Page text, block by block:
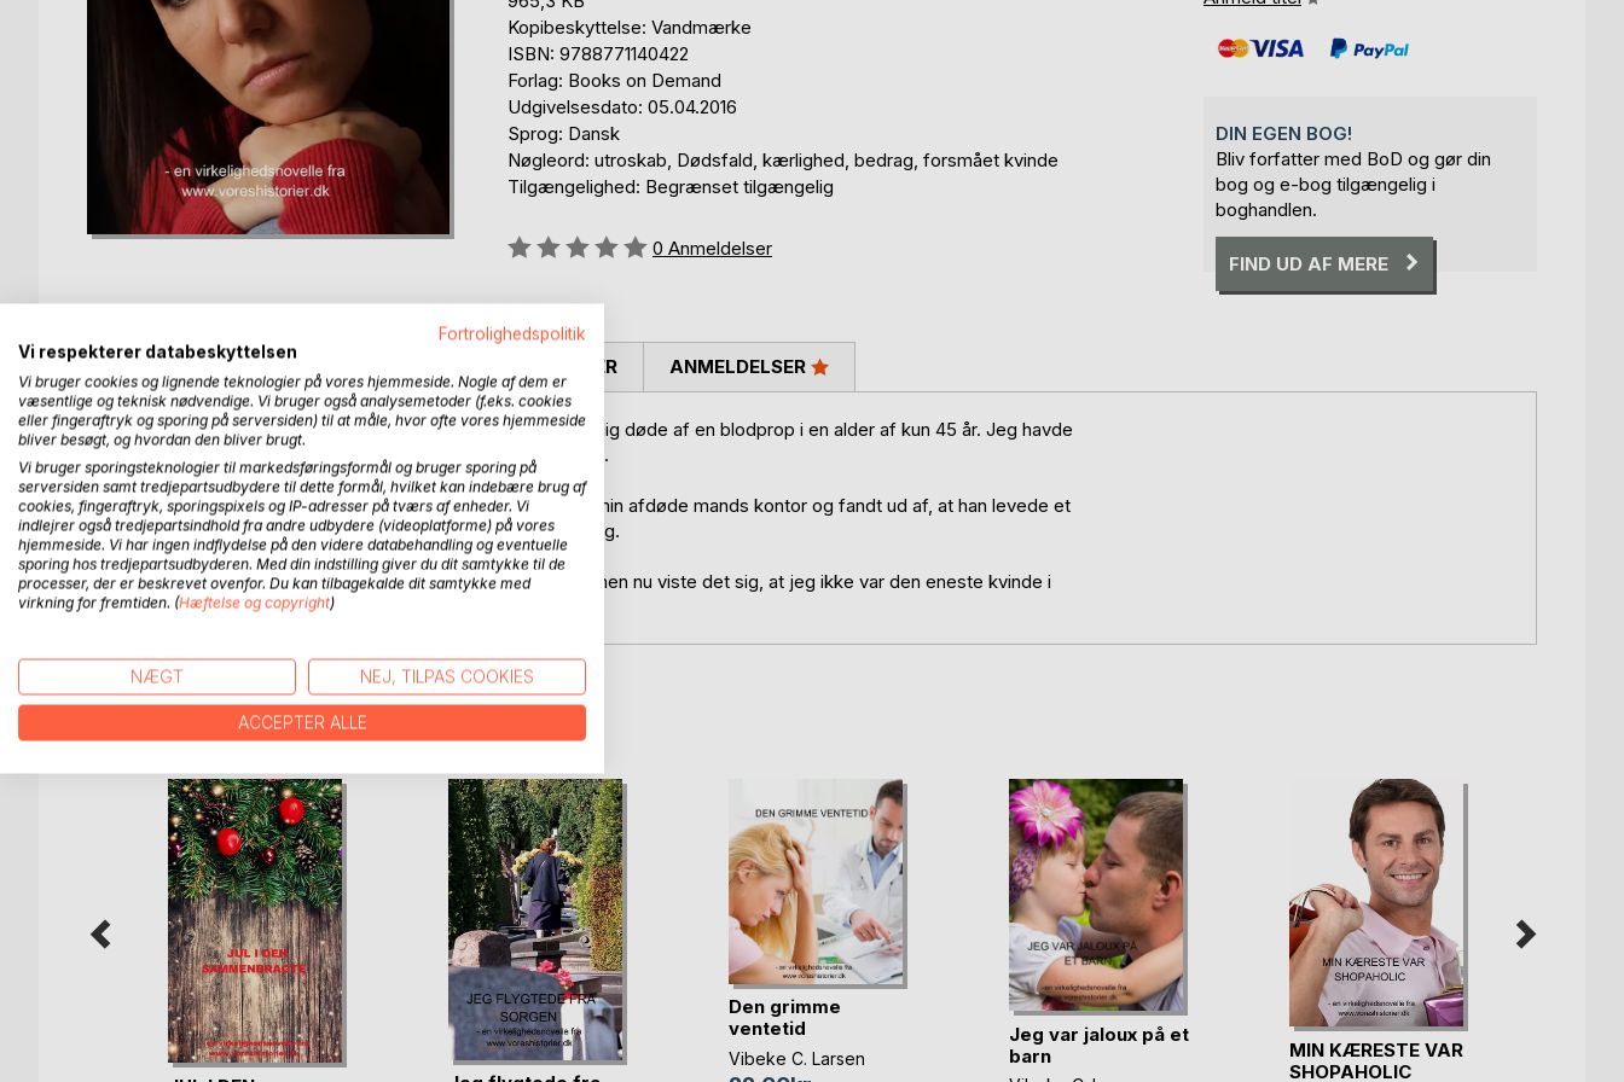
Kopibeskyttelse: Vandmærke
ISBN: 9788771140422
Forlag: Books on Demand
Udgivelsesdato: 05.04.2016
Sprog: Dansk
Nøgleord: utroskab, Dødsfald, kærlighed, bedrag, forsmået kvinde
Tilgængelighed: Begrænset tilgængelig
Anmeldelse::
0 Anmeldelser
DIN EGEN BOG!
Bliv forfatter med BoD og gør din
bog og e-bog tilgængelig i
boghandlen.
FIND UD AF MERE
BESKRIVELSE
Jens og jeg havde været sammen i tyve år, da han pludselig døde af en blodprop i en alder af kun 45 år. Jeg havde
mistet min mand og bedste ven og var i stor sorg og chok.
Chokket blev ikke mindre, da jeg begyndte at rydde op i min afdøde mands kontor og fandt ud af, at han levede et
helt andet liv ved siden af, det han havde sammen med mig.
Jeg havde naivt troet, at vi havde et lykkeligt ægteskab, men nu viste det sig, at jeg ikke var den eneste kvinde i
Jens’ liv…
FORFATTER PRESSEN SKRIVER ANMELDELSER
FLERE TITLER HOS
Den grimme
ventetid
Vibeke C. Larsen
Jeg var jaloux på et
barn
MIN KÆRESTE VAR
SHOPAHOLIC
Fortrolighedspolitik
Vi respekterer databeskyttelsen
Vi bruger cookies og lignende teknologier på vores hjemmeside. Nogle af dem er
væsentlige og teknisk nødvendige. Vi bruger også analysemetoder (f.eks. cookies
eller fingeraftryk og sporing på serversiden) til at måle, hvor ofte vores hjemmeside
bliver besøgt, og hvordan den bliver brugt.
Vi bruger sporingsteknologier til markedsføringsformål og bruger sporing på
serversiden samt tredjepartsudbydere til dette formål, hvilket kan indebære brug af
cookies, fingeraftryk, sporingspixels og IP-adresser på tværs af enheder. Vi
indlejrer også tredjepartsindhold fra andre udbydere (videoplatforme) på vores
hjemmeside. Vi har ingen indflydelse på den videre databehandling og eventuelle
sporing hos tredjepartsudbyderen. Med din indstilling giver du dit samtykke til de
processer, der er beskrevet ovenfor. Du kan tilbagekalde dit samtykke med
virkning for fremtiden. (Hæftelse og copyright)
NÆGT NEJ, TILPAS COOKIES
ACCEPTER ALLE